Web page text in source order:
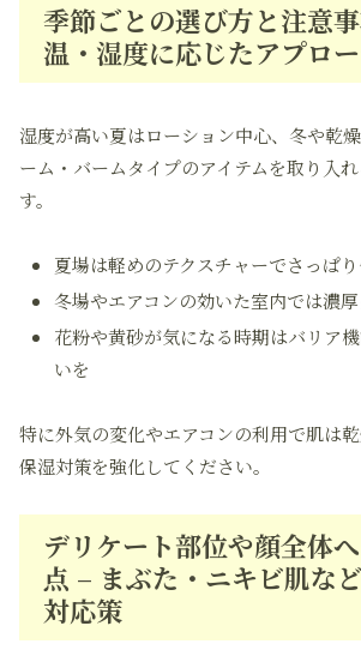
季節ごとの選び方と注意
温・湿度に応じたアプロ
湿度が高い夏はローション中心、冬や乾
ーム・バームタイプのアイテムを取り入
す。
夏場は軽めのテクスチャーでさっぱ
冬場やエアコンの効いた室内では濃
花粉や黄砂が気になる時期はバリア
いを
特に外気の変化やエアコンの利用で肌は乾
保湿対策を強化してください。
デリケート部位や顔全体
点 – まぶた・ニキビ肌な
対応策